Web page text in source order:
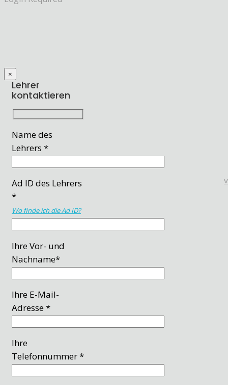
×
Lehrer
kontaktieren
Name des
Lehrers *
Ad ID des Lehrers
*
Wo finde ich die Ad ID?
Ihre Vor- und
Nachname*
Ihre E-Mail-
Adresse *
Ihre
Telefonnummer *